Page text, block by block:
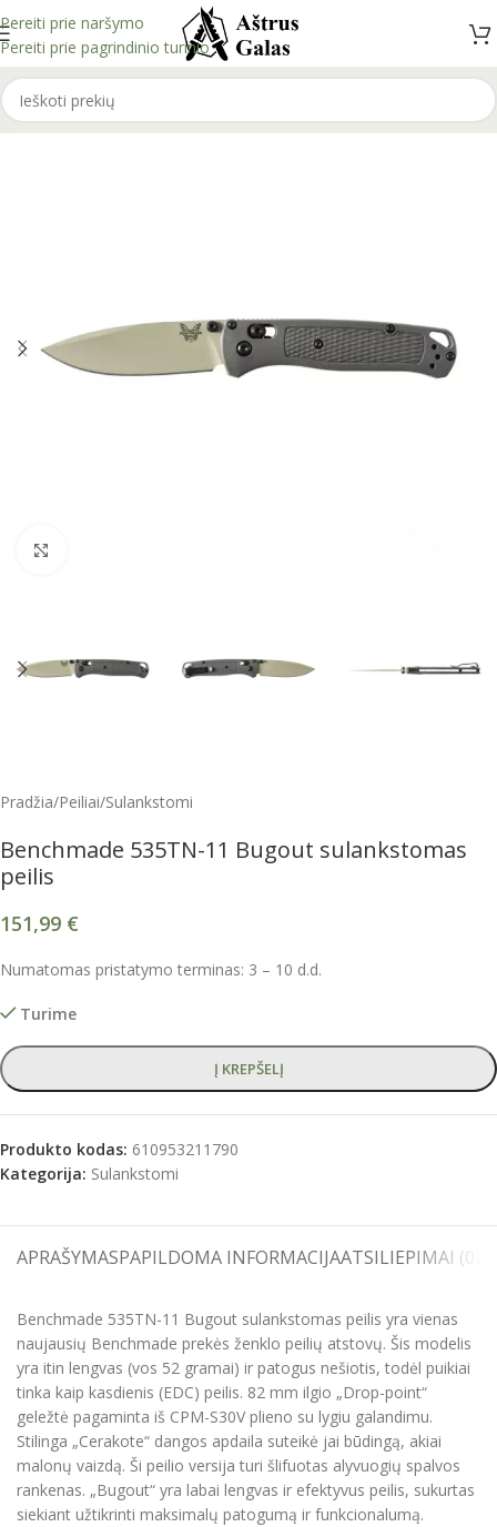
Pereiti prie naršymo
Pereiti prie pagrindinio turinio
Pradžia/Peiliai/Sulankstomi
Benchmade 535TN-11 Bugout sulankstomas
peilis
151,99 €
Numatomas pristatymo terminas: 3 – 10 d.d.
Turime
Į KREPŠELĮ
Produkto kodas: 610953211790
Kategorija: Sulankstomi
APRAŠYMASPAPILDOMA INFORMACIJAATSILIEPIMAI (0)
Benchmade 535TN-11 Bugout sulankstomas peilis yra vienas
naujausių Benchmade prekės ženklo peilių atstovų. Šis modelis
yra itin lengvas (vos 52 gramai) ir patogus nešiotis, todėl puikiai
tinka kaip kasdienis (EDC) peilis. 82 mm ilgio „Drop-point“
geležtė pagaminta iš CPM-S30V plieno su lygiu galandimu.
Stilinga „Cerakote“ dangos apdaila suteikė jai būdingą, akiai
malonų vaizdą. Ši peilio versija turi šlifuotas alyvuogių spalvos
rankenas. „Bugout“ yra labai lengvas ir efektyvus peilis, sukurtas
siekiant užtikrinti maksimalų patogumą ir funkcionalumą.